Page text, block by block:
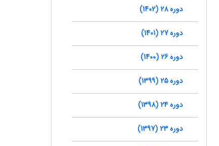
دوره 28 (1402)
دوره 27 (1401)
دوره 26 (1400)
دوره 25 (1399)
دوره 24 (1398)
دوره 23 (1397)